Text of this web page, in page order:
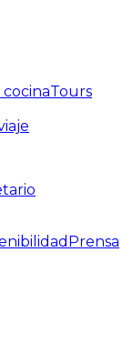
cocinaTours
Prensa